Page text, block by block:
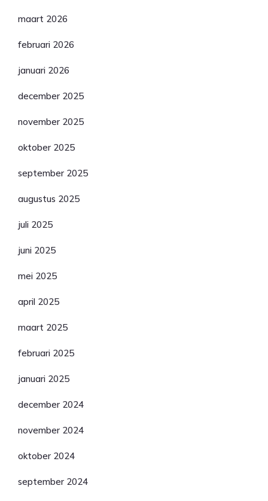
maart 2026
februari 2026
januari 2026
december 2025
november 2025
oktober 2025
september 2025
augustus 2025
juli 2025
juni 2025
mei 2025
april 2025
maart 2025
februari 2025
januari 2025
december 2024
november 2024
oktober 2024
september 2024